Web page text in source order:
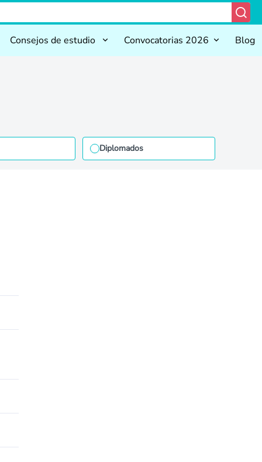
Consejos de estudio Convocatorias 2026 Blog
Diplomados